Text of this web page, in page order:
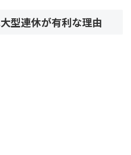
型連休が有利な理由